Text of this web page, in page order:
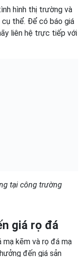
hình thị trường và
thể. Để có báo giá
liên hệ trực tiếp với
tại công trường
giá rọ đá
kẽm và rọ đá mạ
đến giá sản